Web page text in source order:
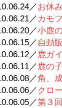
／お休
／ カモ
／小鹿
／ 自動
／ 鹿ガ
／ 鹿の
／角、
／ クロ
／第３